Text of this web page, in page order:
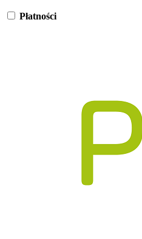
Płatności